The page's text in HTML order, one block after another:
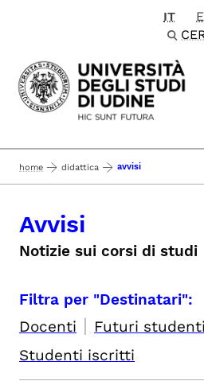
Passa al contenuto
IT
home didattica avvisi
Avvisi
Notizie sui corsi di studi
Filtra per "Destinatari":
Docenti | Futuri studenti
Studenti iscritti